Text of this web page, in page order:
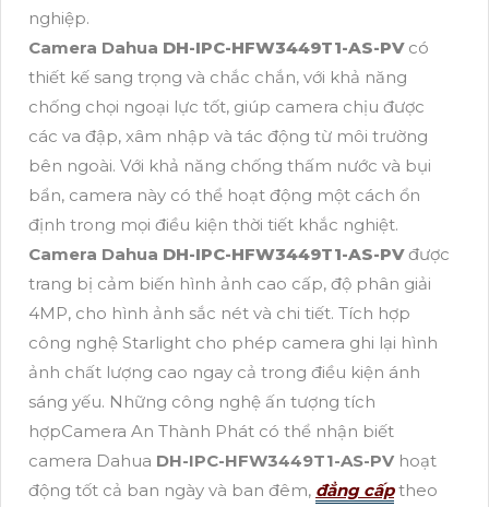
nghiệp.
Camera Dahua DH-IPC-HFW3449T1-AS-PV có
thiết kế sang trọng và chắc chắn, với khả năng
chống chọi ngoại lực tốt, giúp camera chịu được
các va đập, xâm nhập và tác động từ môi trường
bên ngoài. Với khả năng chống thấm nước và bụi
bẩn, camera này có thể hoạt động một cách ổn
định trong mọi điều kiện thời tiết khắc nghiệt.
Camera Dahua DH-IPC-HFW3449T1-AS-PVđược
trang bị cảm biến hình ảnh cao cấp, độ phân giải
4MP, cho hình ảnh sắc nét và chi tiết. Tích hợp
công nghệ Starlight cho phép camera ghi lại hình
ảnh chất lượng cao ngay cả trong điều kiện ánh
sáng yếu. Những công nghệ ấn tượng tích
hợpCamera An Thành Phát có thể nhận biết
camera Dahua DH-IPC-HFW3449T1-AS-PV hoạt
động tốt cả ban ngày và ban đêm, đẳng cấptheo